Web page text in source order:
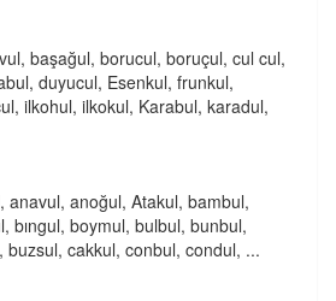
başağul, borucul, boruçul, cul cul,
duyucul, Esenkul, frunkul,
ilkohul, ilkokul, Karabul, karadul,
anavul, anoğul, Atakul, bambul,
bıngul, boymul, bulbul, bunbul,
cakkul, conbul, condul, ...